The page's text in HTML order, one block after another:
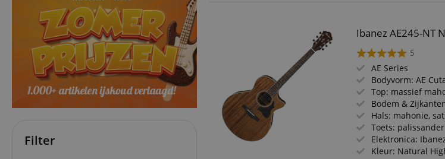
Ibanez AE245-NT
5
AE Series
Bodyvorm: AE
Top: massief
Bodem &
Hals: mahonie,
Toets: palissander
Elektronica:
Kleur: Natural
Filter